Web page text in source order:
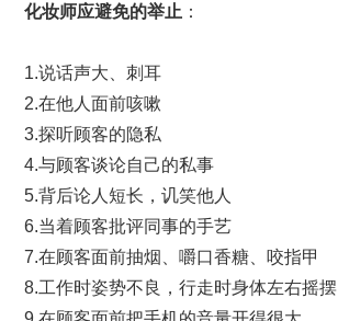
化妆师应避免的举止 ：
1.说话声大、刺耳
2.在他人面前咳嗽
3.探听顾客的隐私
4.与顾客谈论自己的私事
5.背后论人短长，讥笑他人
6.当着顾客批评同事的手艺
7.在顾客面前抽烟、嚼口香糖、咬指甲
8.工作时姿势不良，行走时身体左右摇摆